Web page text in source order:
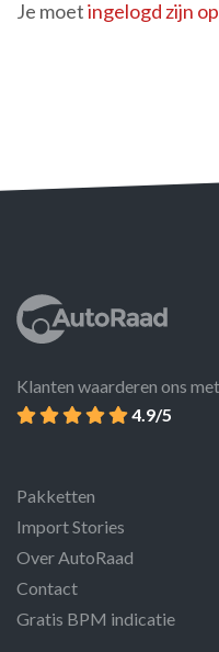
Je moetingelogd zijn op
Klanten waarderen ons
4.9/5
Pakketten
Import Stories
Over AutoRaad
Contact
Gratis BPM indicatie